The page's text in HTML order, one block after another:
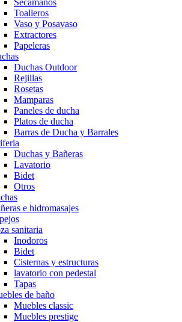
Secamanos
Toalleros
Vaso y Posavaso
Extractores
Papeleras
Duchas Outdoor
Rejillas
Rosetas
Mamparas
Paneles de ducha
Platos de ducha
Barras de Ducha y Barrales
Duchas y Bañeras
Lavatorio
Bidet
Otros
e hidromasajes
sanitaria
Inodoros
Bidet
Cisternas y estructuras
lavatorio con pedestal
Tapas
de baño
Muebles classic
Muebles prestige